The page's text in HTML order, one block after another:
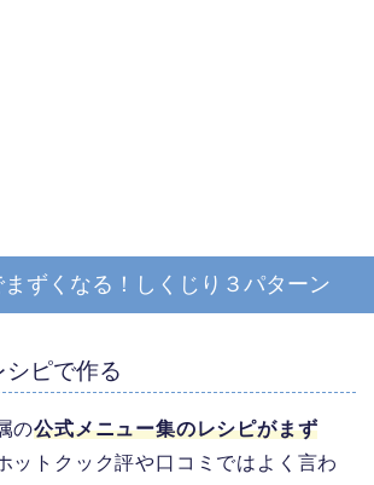
ずくなる！しくじり３パターン
シピで作る
の公式メニュー集のレシピがまず
ットクック評や口コミではよく言わ